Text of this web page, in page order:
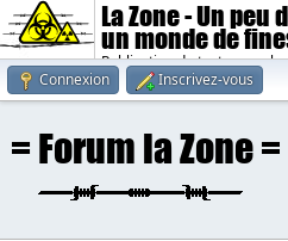
La Zone - Un peu
un monde de
Publication de textes
Connexion
Inscrivez-vous